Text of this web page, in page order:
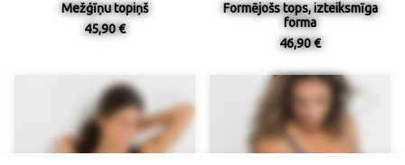
Mežģīņu topiņš
45,90 €
Formējošs tops, izteiksmīga
forma
46,90 €